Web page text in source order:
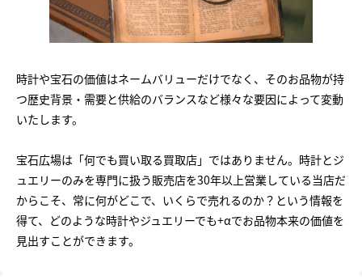
時計や宝石の価値はネームバリューだけでなく、そのお品物が持
つ歴史背景・需要と供給のバランスなど様々な要因によって変動
いたします。
宝石広場は「何でも買い取る買取店」ではありません。時計とジ
ュエリーのみを専門に扱う販売店を30年以上営業している当店だ
からこそ、常に何がどこで、いくらで売れるのか？という情報を
得て、どのような時計やジュエリーでも+αでお品物本来の価値を
見出すことができます。